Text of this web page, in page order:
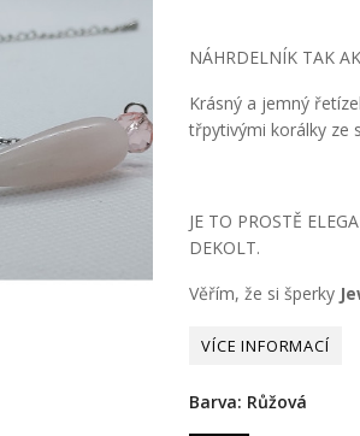
NÁHRDELNÍK TAK
Krásný a jemný
třpytivými korálky ze
JE TO PROSTĚ
DEKOLT.
Věřím, že si šperky
Barva: Růžová